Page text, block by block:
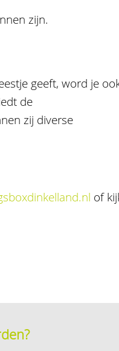
zijn.
geeft, word je
de
zij diverse
of